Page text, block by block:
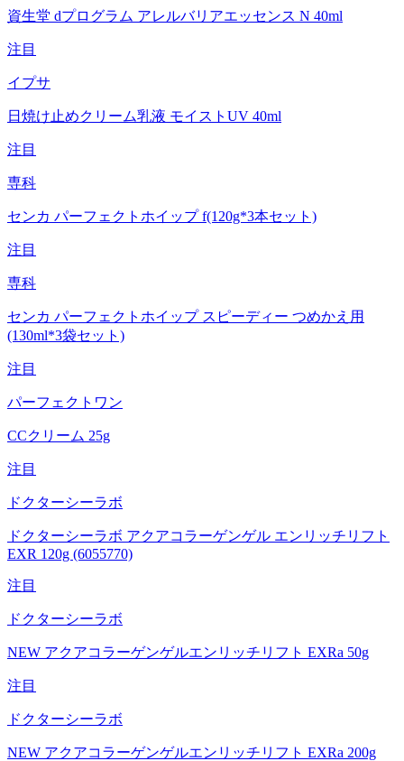
資生堂 dプログラム アレルバリアエッセンス N 40ml
注目
イプサ
日焼け止めクリーム乳液 モイストUV 40ml
注目
専科
センカ パーフェクトホイップ f(120g*3本セット)
注目
専科
センカ パーフェクトホイップ スピーディー つめかえ用
(130ml*3袋セット)
注目
パーフェクトワン
CCクリーム 25g
注目
ドクターシーラボ
ドクターシーラボ アクアコラーゲンゲル エンリッチリフト
EXR 120g (6055770)
注目
ドクターシーラボ
NEW アクアコラーゲンゲルエンリッチリフト EXRa 50g
注目
ドクターシーラボ
NEW アクアコラーゲンゲルエンリッチリフト EXRa 200g